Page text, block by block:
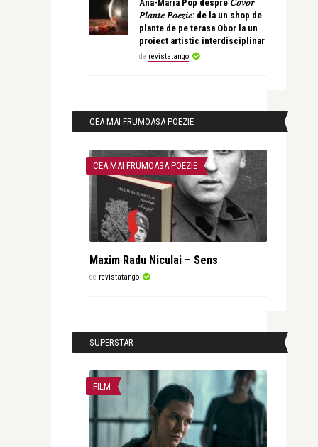
Ana-Maria Pop despre 𝐶𝑜𝑣𝑜𝑟
𝑃𝑙𝑎𝑛𝑡𝑒 𝑃𝑜𝑒𝑧𝑖𝑒: de la un shop de
plante de pe terasa Obor la un
proiect artistic interdisciplinar
de revistatango
CEA MAI FRUMOASA POEZIE
CEA MAI FRUMOASA POEZIE
Maxim Radu Niculai – Sens
de revistatango
SUPERSTAR
FILM